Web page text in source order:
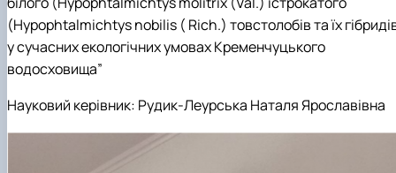
(Hypophtalmichtys nobilis ( Rich.) товстолобів та їх
у сучасних екологічних умовах Кременчуцького
водосховища”
Науковий керівник: Рудик-Леурська Наталя Ярославівна